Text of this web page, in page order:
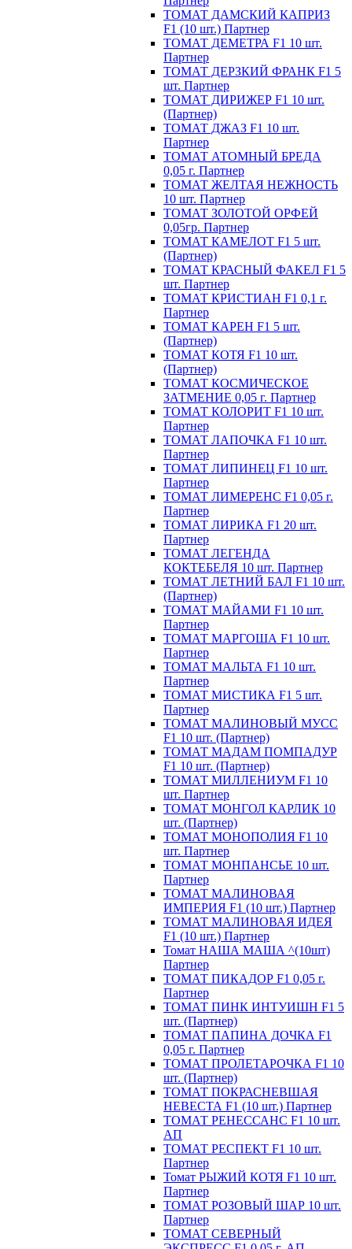
ТОМАТ ДАМСКИЙ КАПРИЗ
F1 (10 шт.) Партнер
ТОМАТ ДЕМЕТРА F1 10 шт.
Партнер
ТОМАТ ДЕРЗКИЙ ФРАНК F1 5
шт. Партнер
ТОМАТ ДИРИЖЕР F1 10 шт.
(Партнер)
ТОМАТ ДЖАЗ F1 10 шт.
Партнер
ТОМАТ АТОМНЫЙ БРЕДА
0,05 г. Партнер
ТОМАТ ЖЕЛТАЯ НЕЖНОСТЬ
10 шт. Партнер
ТОМАТ ЗОЛОТОЙ ОРФЕЙ
0,05гр. Партнер
ТОМАТ КАМЕЛОТ F1 5 шт.
(Партнер)
ТОМАТ КРАСНЫЙ ФАКЕЛ F1 5
шт. Партнер
ТОМАТ КРИСТИАН F1 0,1 г.
Партнер
ТОМАТ КАРЕН F1 5 шт.
(Партнер)
ТОМАТ КОТЯ F1 10 шт.
(Партнер)
ТОМАТ КОСМИЧЕСКОЕ
ЗАТМЕНИЕ 0,05 г. Партнер
ТОМАТ КОЛОРИТ F1 10 шт.
Партнер
ТОМАТ ЛАПОЧКА F1 10 шт.
Партнер
ТОМАТ ЛИПИНЕЦ F1 10 шт.
Партнер
ТОМАТ ЛИМЕРЕНС F1 0,05 г.
Партнер
ТОМАТ ЛИРИКА F1 20 шт.
Партнер
ТОМАТ ЛЕГЕНДА
КОКТЕБЕЛЯ 10 шт. Партнер
ТОМАТ ЛЕТНИЙ БАЛ F1 10 шт.
(Партнер)
ТОМАТ МАЙАМИ F1 10 шт.
Партнер
ТОМАТ МАРГОША F1 10 шт.
Партнер
ТОМАТ МАЛЬТА F1 10 шт.
Партнер
ТОМАТ МИСТИКА F1 5 шт.
Партнер
ТОМАТ МАЛИНОВЫЙ МУСС
F1 10 шт. (Партнер)
ТОМАТ МАДАМ ПОМПАДУР
F1 10 шт. (Партнер)
ТОМАТ МИЛЛЕНИУМ F1 10
шт. Партнер
ТОМАТ МОНГОЛ КАРЛИК 10
шт. (Партнер)
ТОМАТ МОНОПОЛИЯ F1 10
шт. Партнер
ТОМАТ МОНПАНСЬЕ 10 шт.
Партнер
ТОМАТ МАЛИНОВАЯ
ИМПЕРИЯ F1 (10 шт.) Партнер
ТОМАТ МАЛИНОВАЯ ИДЕЯ
F1 (10 шт.) Партнер
Томат НАША МАША ^(10шт)
Партнер
ТОМАТ ПИКАДОР F1 0,05 г.
Партнер
ТОМАТ ПИНК ИНТУИШН F1 5
шт. (Партнер)
ТОМАТ ПАПИНА ДОЧКА F1
0,05 г. Партнер
ТОМАТ ПРОЛЕТАРОЧКА F1 10
шт. (Партнер)
ТОМАТ ПОКРАСНЕВШАЯ
НЕВЕСТА F1 (10 шт.) Партнер
ТОМАТ РЕНЕССАНС F1 10 шт.
АП
ТОМАТ РЕСПЕКТ F1 10 шт.
Партнер
Томат РЫЖИЙ КОТЯ F1 10 шт.
Партнер
ТОМАТ РОЗОВЫЙ ШАР 10 шт.
Партнер
ТОМАТ СЕВЕРНЫЙ